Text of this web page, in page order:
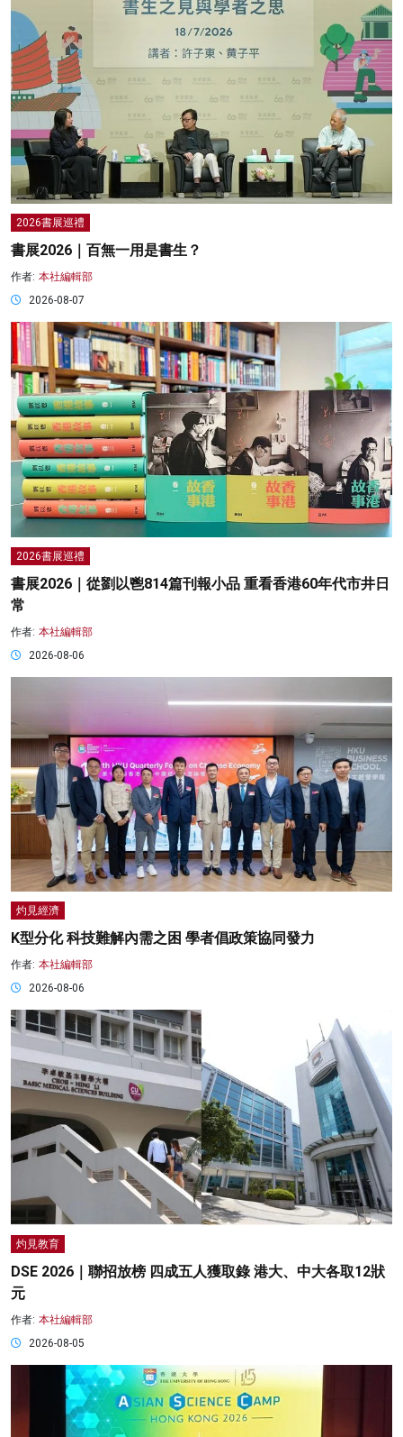
2026書展巡禮
書展2026｜百無一用是書生？
作者: 本社編輯部
2026-08-07
2026書展巡禮
書展2026｜從劉以鬯814篇刊報小品 重看香港60年代市井日
常
作者: 本社編輯部
2026-08-06
灼見經濟
K型分化 科技難解內需之困 學者倡政策協同發力
作者: 本社編輯部
2026-08-06
灼見教育
DSE 2026｜聯招放榜 四成五人獲取錄 港大、中大各取12狀
元
作者: 本社編輯部
2026-08-05